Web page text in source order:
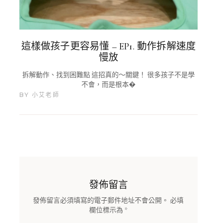
這樣做孩子更容易懂 – EP1. 動作拆解速度
慢放
拆解動作、找到困難點 這招真的～關鍵！ 很多孩子不是學
不會，而是根本�
BY 小艾老師
發佈留言
發佈留言必須填寫的電子郵件地址不會公開。 必填
欄位標示為 *